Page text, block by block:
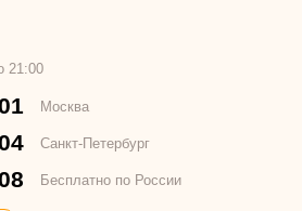
21:00
Москва
Санкт-Петербург
Бесплатно по России